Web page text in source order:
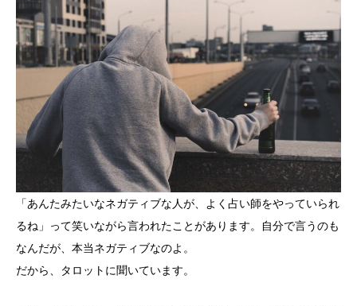
「あんたみたいなネガティブな人が、よく占い師をやっていられ
るね」って笑いながら言われたことがあります。自分で言うのも
なんだが、本当ネガティブなのよ。
だから、タロットに聞いています。